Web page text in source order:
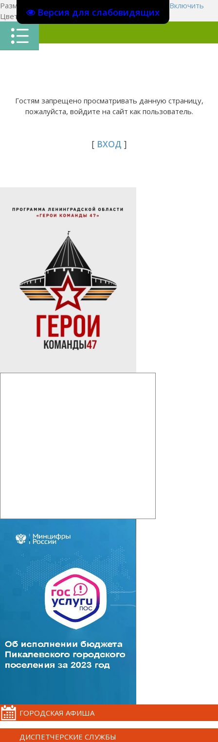
Версия для слабовидящих
Размер шрифта:
Включить
Цвет сайтаЦ Ц Ц Х
Гостям запрещено просматривать данную страницу,
пожалуйста, войдите на сайт как пользователь.
[ ВХОД ]
ГОРОДСКАЯ АФИША
ДИСПЕТЧЕРСКИЕ СЛУЖБЫ